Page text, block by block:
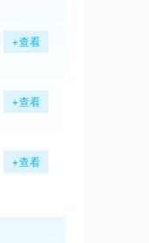
+查看
+查看
+查看